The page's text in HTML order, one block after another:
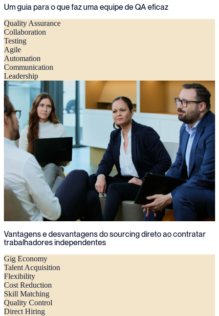
Um guia para o que faz uma equipe de QA eficaz
Quality Assurance
Collaboration
Testing
Agile
Automation
Communication
Leadership
Vantagens e desvantagens do sourcing direto ao contratar
trabalhadores independentes
Gig Economy
Talent Acquisition
Flexibility
Cost Reduction
Skill Matching
Quality Control
Direct Hiring